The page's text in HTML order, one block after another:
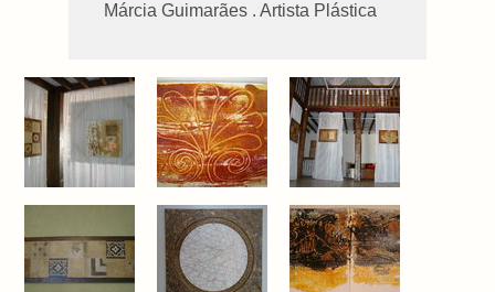
Márcia Guimarães . Artista Plástica